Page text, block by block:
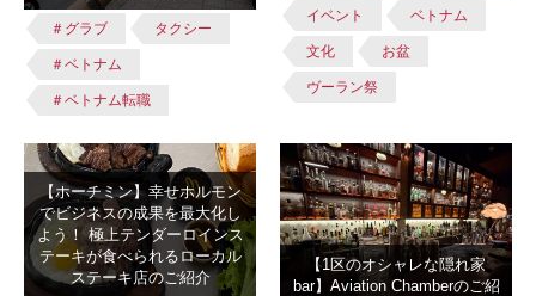
＃グラブ タクシー
＃ベトナム
＃ベトナム転職
イベント ベトナム
文化 お盆
ヴーラン祭
【ホーチミン】幸せホルモン
でビジネスの成果を最大化し
よう！ 極上テンダーロインス
テーキが食べられるローカル
ステーキ店のご紹介
【1区のオシャレな隠れ家
bar】Aviation Chamberのご紹